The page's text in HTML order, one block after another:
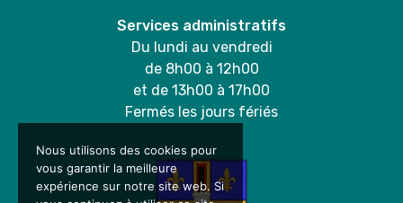
Services administratifs
Du lundi au vendredi
de 8h00 à 12h00
et de 13h00 à 17h00
Fermés les jours fériés
Nous utilisons des cookies pour
vous garantir la meilleure
expérience sur notre site web. Si